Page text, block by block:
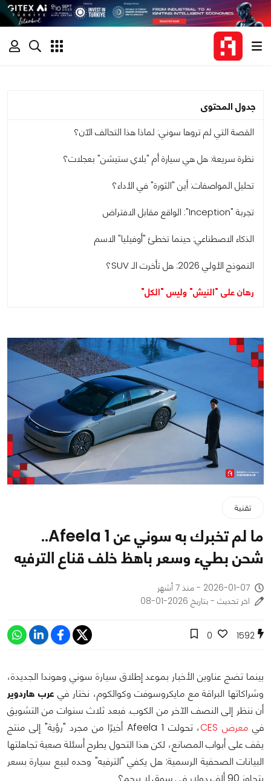
جدول المحتوى
القصة التي لم تروها سوني: لماذا هذا التحالف الآن؟
نظرة سريعة: هل هي سيارة أم "بلاي ستيشن" بعجلات؟
تحليل المواصفات: أين "الثورة" في الأداء؟
تجربة "Inception": الواقع مقابل الافتراض
الذكاء الاصطناعي: حينما تخطئ "أوفيليا" الاسم
النموذج الأولي 2026: هل تأخرت الـ SUV؟
رهان على "النيش" وليس "الكل"
تقنية
ما لم تخبرك به سوني عن Afeela 1..
شحن بطيء وسعر باهظ خلف قناع الترفيه
2026-01-07 - منذ 7 أشهر
اخر تحديث - بتاريخ 2026-01-08
1592
0
بينما تضج عناوين الأخبار بموعد إطلاق سيارة سوني وهوندا الجديدة،
وشراكاتها البراقة مع مايكروسوفت وكوالكوم، نختار في عرب هاردوير
أن ننظر إلى النصف الآخر من الكوب. فبعد ثلاث سنوات من التشويق
في معرض CES
، تحولت Afeela 1 أخيرًا من مجرد "رؤية" إلى منتج
يقف على أبواب المصانع، لكن هذا التحول يطرح أسئلة صعبة تجاهلتها
البيانات الصحفية الرسمية: هل يكفي "الترفيه" وحده لبيع سيارة بسعر